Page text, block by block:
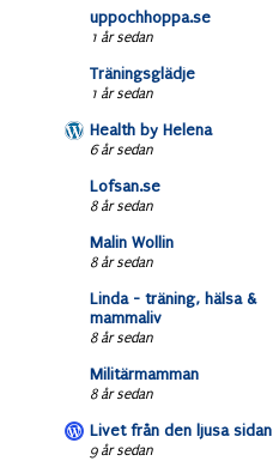
uppochhoppa.se
1 år sedan
Träningsglädje
1 år sedan
Health by Helena
6 år sedan
Lofsan.se
8 år sedan
Malin Wollin
8 år sedan
Linda - träning, hälsa &
mammaliv
8 år sedan
Militärmamman
8 år sedan
Livet från den ljusa sidan
9 år sedan